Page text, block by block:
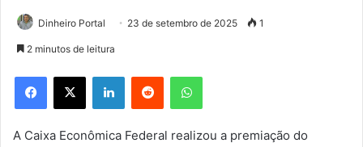
Dinheiro Portal 23 de setembro de 2025 1
2 minutos de leitura
Facebook
X LinkedinReddit WhatsApp
A Caixa Econômica Federal realizou a premiação do